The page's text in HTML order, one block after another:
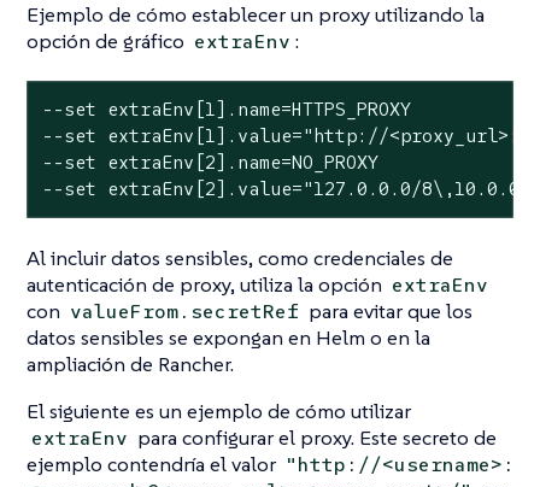
Ejemplo de cómo establecer un proxy utilizando la
opción de gráfico extraEnv :
--set extraEnv[1].name=HTTPS_PROXY
--set extraEnv[1].value="http://
--set extraEnv[2].name=NO_PROXY
--set extraEnv[2].value="127.0.0.0/
Al incluir datos sensibles, como credenciales de
autenticación de proxy, utiliza la opción extraEnv
con valueFrom.secretRef para evitar que los
datos sensibles se expongan en Helm o en la
ampliación de Rancher.
El siguiente es un ejemplo de cómo utilizar
extraEnv para configurar el proxy. Este secreto de
ejemplo contendría el valor "http://<username>: